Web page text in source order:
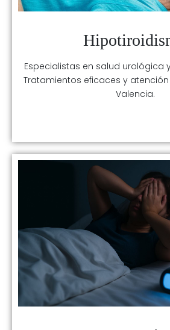
Especialistas en salud urológica
Tratamientos eficaces y
Valencia.